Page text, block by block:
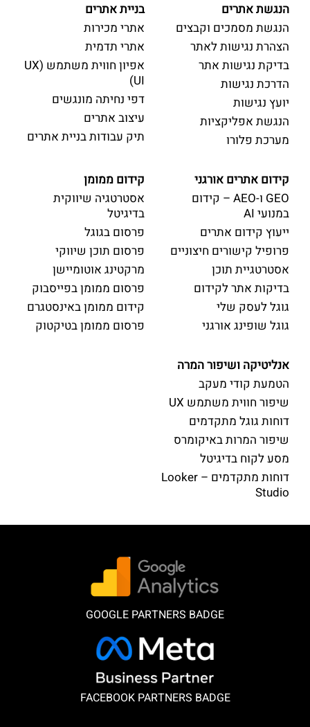
הנגשת אתרים
הנגשת מסמכים וקבצים
הצהרת נגישות לאתר
בדיקת נגישות אתר
הדרכת נגישות
יועץ נגישות
הנגשת אפליקציות
מערכת פלורו
בניית אתרים
אתרי מכירות
אתרי תדמית
אפיון חווית משתמש (UX
UI)
דפי נחיתה מונגשים
עיצוב אתרים
תיק עבודות בניית אתרים
קידום אתרים אורגני
GEO ו-AEO – קידום
במנועי AI
ייעוץ קידום אתרים
פרופיל קישורים חיצוניים
אסטרטגיית תוכן
בדיקות אתר לקידום
גוגל לעסק שלי
גוגל שופינג אורגני
קידום ממומן
אסטרטגיה שיווקית
בדיגיטל
פרסום בגוגל
פרסום תוכן שיווקי
מרקטינג אוטומיישן
פרסום ממומן בפייסבוק
קידום ממומן באינסטגרם
פרסום ממומן בטיקטוק
אנליטיקה ושיפור המרה
הטמעת קודי מעקב
שיפור חווית משתמש UX
דוחות גוגל מתקדמים
שיפור המרות באיקומרס
מסע לקוח בדיגיטל
דוחות מתקדמים – Looker
Studio
GOOGLE PARTNERS BADGE
FACEBOOK PARTNERS BADGE